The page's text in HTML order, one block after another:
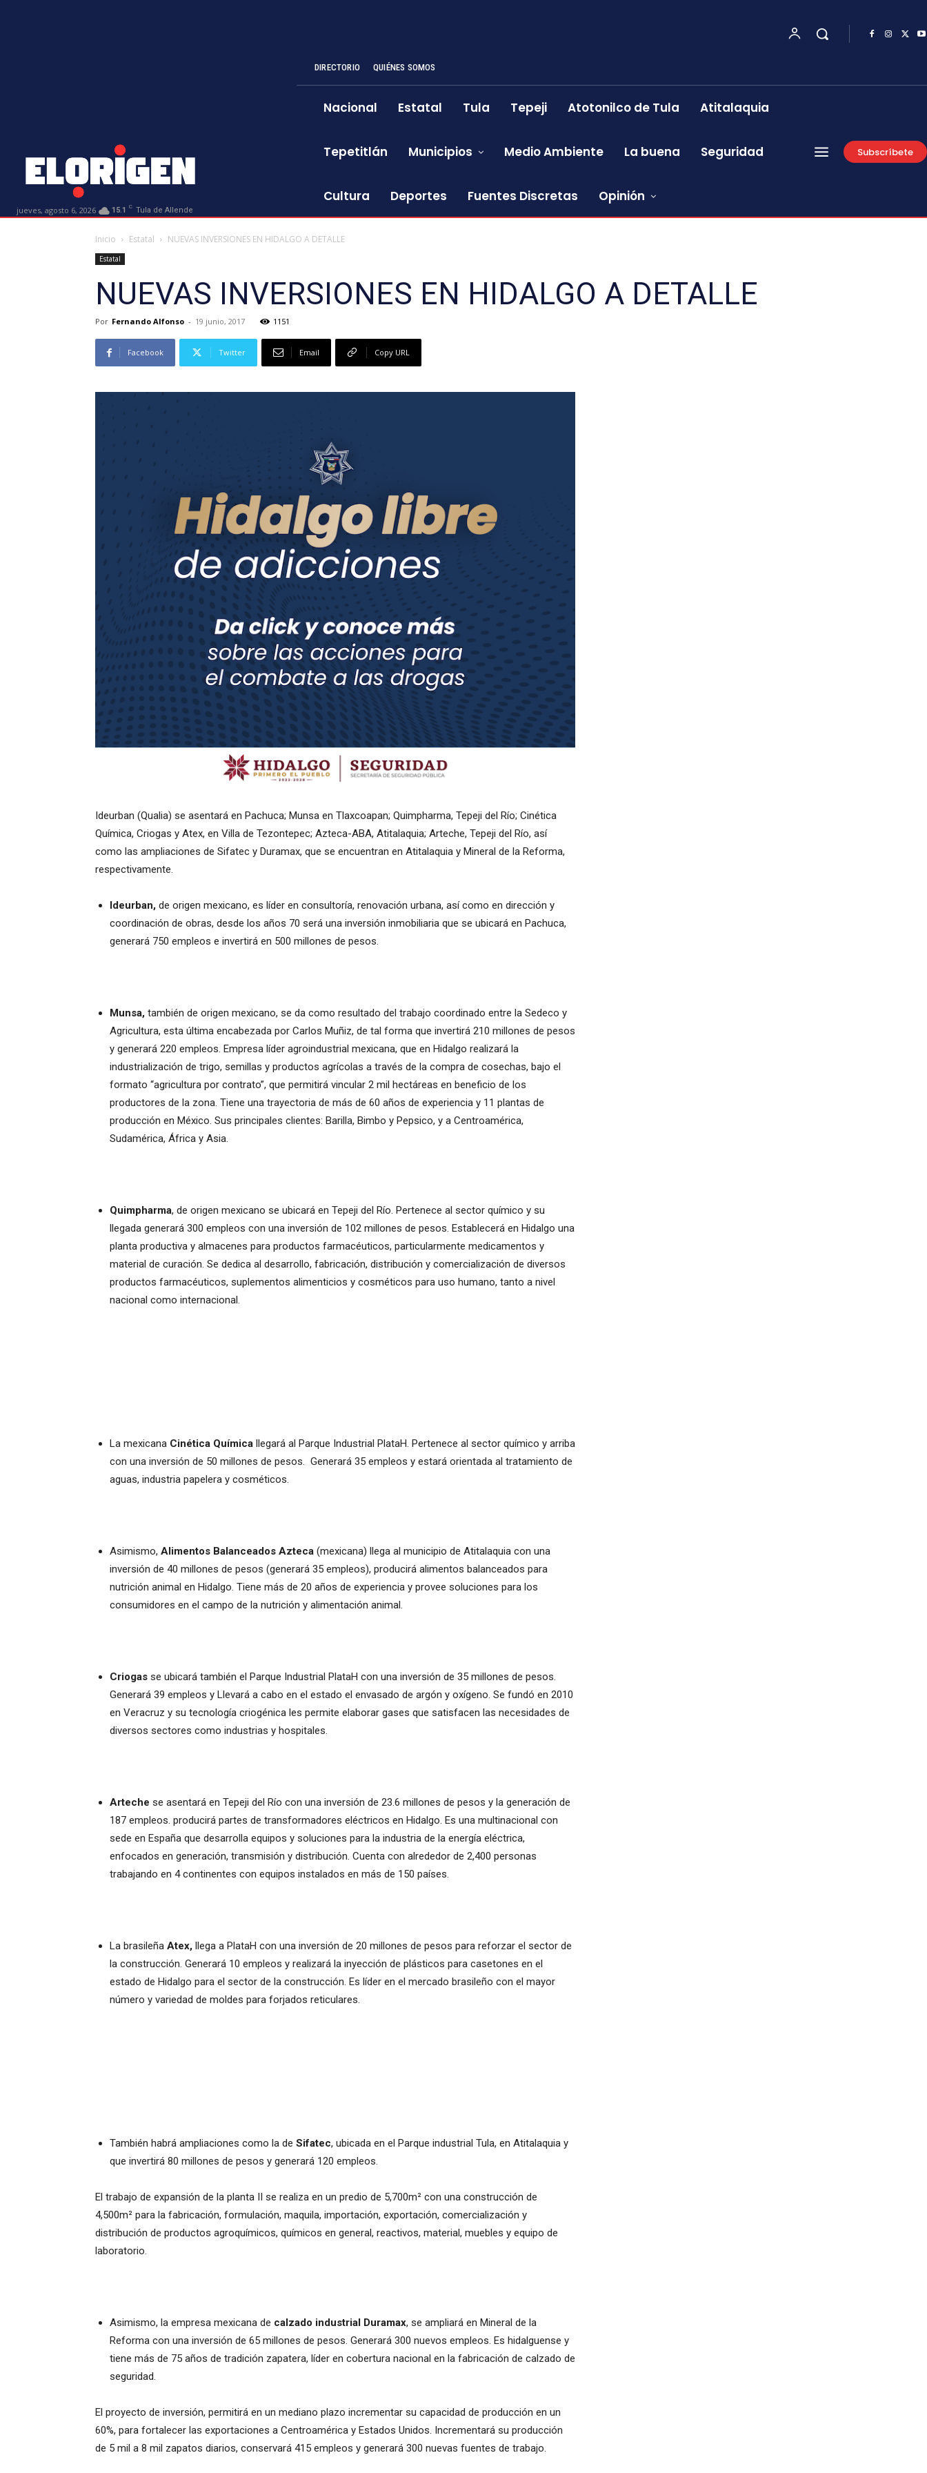
jueves, agosto 6, 2026 15.1 C Tula de Allende
DIRECTORIO QUIÉNES SOMOS
Nacional Estatal Tula Tepeji Atotonilco de Tula Atitalaquia
Tepetitlán Municipios Medio Ambiente La buena Seguridad
Cultura Deportes Fuentes Discretas Opinión
Subscríbete
Inicio Estatal NUEVAS INVERSIONES EN HIDALGO A DETALLE
Estatal
NUEVAS INVERSIONES EN HIDALGO A DETALLE
Por Fernando Alfonso - 19 junio, 2017 1151
Facebook Twitter Email Copy URL
Ideurban (Qualia) se asentará en Pachuca; Munsa en Tlaxcoapan; Quimpharma, Tepeji del Río; Cinética
Química, Criogas y Atex, en Villa de Tezontepec; Azteca-ABA, Atitalaquia; Arteche, Tepeji del Río, así
como las ampliaciones de Sifatec y Duramax, que se encuentran en Atitalaquia y Mineral de la Reforma,
respectivamente.
Ideurban, de origen mexicano, es líder en consultoría, renovación urbana, así como en dirección y
coordinación de obras, desde los años 70 será una inversión inmobiliaria que se ubicará en Pachuca,
generará 750 empleos e invertirá en 500 millones de pesos.
Munsa, también de origen mexicano, se da como resultado del trabajo coordinado entre la Sedeco y
Agricultura, esta última encabezada por Carlos Muñiz, de tal forma que invertirá 210 millones de pesos
y generará 220 empleos. Empresa líder agroindustrial mexicana, que en Hidalgo realizará la
industrialización de trigo, semillas y productos agrícolas a través de la compra de cosechas, bajo el
formato “agricultura por contrato”, que permitirá vincular 2 mil hectáreas en beneficio de los
productores de la zona. Tiene una trayectoria de más de 60 años de experiencia y 11 plantas de
producción en México. Sus principales clientes: Barilla, Bimbo y Pepsico, y a Centroamérica,
Sudamérica, África y Asia.
Quimpharma, de origen mexicano se ubicará en Tepeji del Río. Pertenece al sector químico y su
llegada generará 300 empleos con una inversión de 102 millones de pesos. Establecerá en Hidalgo una
planta productiva y almacenes para productos farmacéuticos, particularmente medicamentos y
material de curación. Se dedica al desarrollo, fabricación, distribución y comercialización de diversos
productos farmacéuticos, suplementos alimenticios y cosméticos para uso humano, tanto a nivel
nacional como internacional.
La mexicana Cinética Química llegará al Parque Industrial PlataH. Pertenece al sector químico y arriba
con una inversión de 50 millones de pesos. Generará 35 empleos y estará orientada al tratamiento de
aguas, industria papelera y cosméticos.
Asimismo, Alimentos Balanceados Azteca (mexicana) llega al municipio de Atitalaquia con una
inversión de 40 millones de pesos (generará 35 empleos), producirá alimentos balanceados para
nutrición animal en Hidalgo. Tiene más de 20 años de experiencia y provee soluciones para los
consumidores en el campo de la nutrición y alimentación animal.
Criogas se ubicará también el Parque Industrial PlataH con una inversión de 35 millones de pesos.
Generará 39 empleos y Llevará a cabo en el estado el envasado de argón y oxígeno. Se fundó en 2010
en Veracruz y su tecnología criogénica les permite elaborar gases que satisfacen las necesidades de
diversos sectores como industrias y hospitales.
Arteche se asentará en Tepeji del Río con una inversión de 23.6 millones de pesos y la generación de
187 empleos. producirá partes de transformadores eléctricos en Hidalgo. Es una multinacional con
sede en España que desarrolla equipos y soluciones para la industria de la energía eléctrica,
enfocados en generación, transmisión y distribución. Cuenta con alrededor de 2,400 personas
trabajando en 4 continentes con equipos instalados en más de 150 países.
La brasileña Atex, llega a PlataH con una inversión de 20 millones de pesos para reforzar el sector de
la construcción. Generará 10 empleos y realizará la inyección de plásticos para casetones en el
estado de Hidalgo para el sector de la construcción. Es líder en el mercado brasileño con el mayor
número y variedad de moldes para forjados reticulares.
También habrá ampliaciones como la de Sifatec, ubicada en el Parque industrial Tula, en Atitalaquia y
que invertirá 80 millones de pesos y generará 120 empleos.
El trabajo de expansión de la planta II se realiza en un predio de 5,700m² con una construcción de
4,500m² para la fabricación, formulación, maquila, importación, exportación, comercialización y
distribución de productos agroquímicos, químicos en general, reactivos, material, muebles y equipo de
laboratorio.
Asimismo, la empresa mexicana de calzado industrial Duramax, se ampliará en Mineral de la
Reforma con una inversión de 65 millones de pesos. Generará 300 nuevos empleos. Es hidalguense y
tiene más de 75 años de tradición zapatera, líder en cobertura nacional en la fabricación de calzado de
seguridad.
El proyecto de inversión, permitirá en un mediano plazo incrementar su capacidad de producción en un
60%, para fortalecer las exportaciones a Centroamérica y Estados Unidos. Incrementará su producción
de 5 mil a 8 mil zapatos diarios, conservará 415 empleos y generará 300 nuevas fuentes de trabajo.